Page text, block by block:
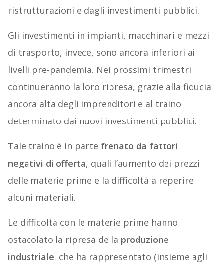
ristrutturazioni e dagli investimenti pubblici.
Gli investimenti in impianti, macchinari e mezzi
di trasporto, invece, sono ancora inferiori ai
livelli pre-pandemia. Nei prossimi trimestri
continueranno la loro ripresa, grazie alla fiducia
ancora alta degli imprenditori e al traino
determinato dai nuovi investimenti pubblici.
Tale traino è in parte frenato da fattori
negativi di offerta, quali l’aumento dei prezzi
delle materie prime e la difficoltà a reperire
alcuni materiali.
Le difficoltà con le materie prime hanno
ostacolato la ripresa della produzione
industriale, che ha rappresentato (insieme agli